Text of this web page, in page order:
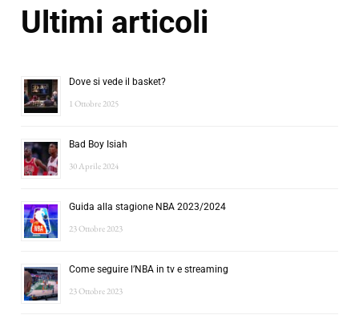
Ultimi articoli
Dove si vede il basket?
1 Ottobre 2025
Bad Boy Isiah
30 Aprile 2024
Guida alla stagione NBA 2023/2024
23 Ottobre 2023
Come seguire l’NBA in tv e streaming
23 Ottobre 2023